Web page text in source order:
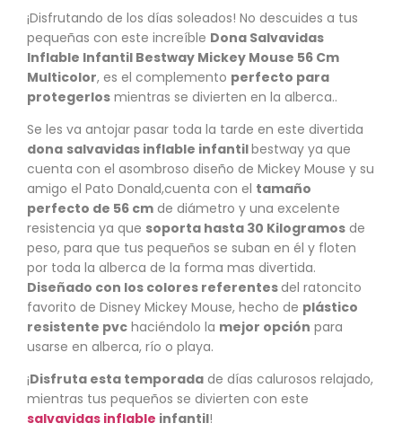
¡Disfrutando de los días soleados! No descuides a tus
pequeñas con este increíble Dona Salvavidas
Inflable Infantil Bestway Mickey Mouse 56 Cm
Multicolor, es el complemento perfecto para
protegerlos mientras se divierten en la alberca..
Se les va antojar pasar toda la tarde en este divertida
dona salvavidas inflable infantilbestway ya que
cuenta con el asombroso diseño de Mickey Mouse y su
amigo el Pato Donald,cuenta con el tamaño
perfecto de 56 cm de diámetro y una excelente
resistencia ya que soporta hasta 30 Kilogramos de
peso, para que tus pequeños se suban en él y floten
por toda la alberca de la forma mas divertida.
Diseñado con los colores referentesdel ratoncito
favorito de Disney Mickey Mouse, hecho de plástico
resistente pvc haciéndolo la mejor opción para
usarse en alberca, río o playa.
¡Disfruta esta temporada de días calurosos relajado,
mientras tus pequeños se divierten con este
salvavidas inflable infantil!